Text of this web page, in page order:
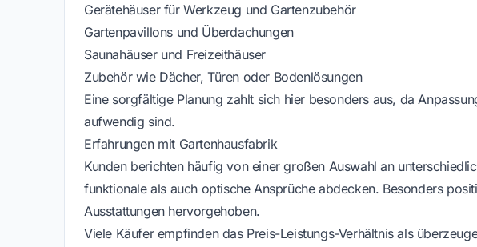
Gerätehäuser für Werkzeug und Gartenzubehör
Gartenpavillons und Überdachungen
Saunahäuser und Freizeithäuser
Zubehör wie Dächer, Türen oder Bodenlösungen
Eine sorgfältige Planung zahlt sich hier besonders aus, da
aufwendig sind.
Erfahrungen mit Gartenhausfabrik
Kunden berichten häufig von einer großen Auswahl an
funktionale als auch optische Ansprüche abdecken. Besonders
Ausstattungen hervorgehoben.
Viele Käufer empfinden das Preis-Leistungs-Verhältnis als